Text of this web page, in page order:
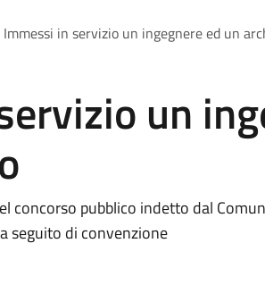
Immessi in servizio un ingegnere ed un
un
concorso pubblico indetto dal
seguito di convenzione